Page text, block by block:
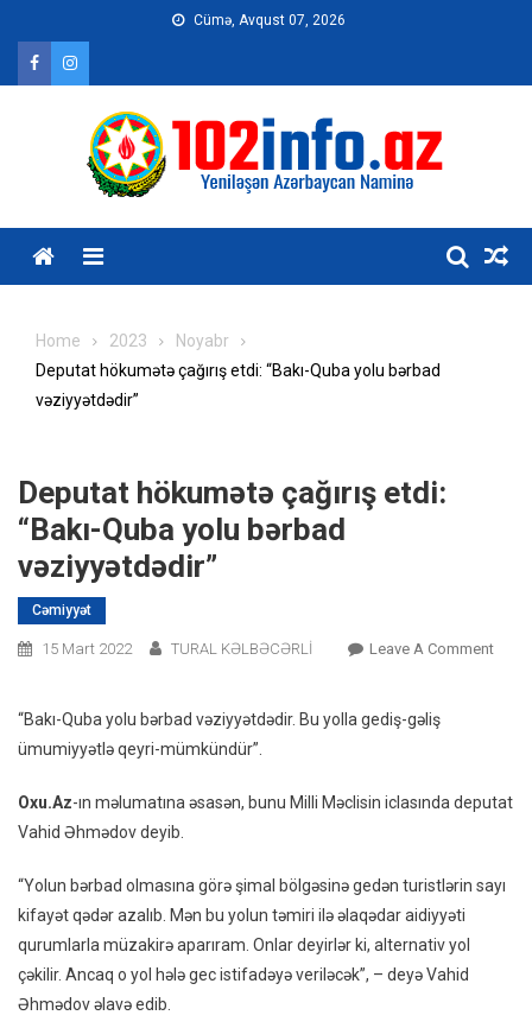
content
Cümə, Avqust 07, 2026
Home 2023
Noyabr
Deputat hökumətə çağırış etdi: “Bakı-Quba yolu bərbad
vəziyyətdədir”
Deputat hökumətə çağırış etdi:
“Bakı-Quba yolu bərbad
vəziyyətdədir”
Cəmiyyət
15 Mart 2022 TURAL KƏLBƏCƏRLİ Leave A CommentOn
Quba
“Bakı-Quba yolu bərbad vəziyyətdədir. Bu yolla gediş-gəliş
ümumiyyətlə qeyri-mümkündür”.
Oxu.Az-ın məlumatına əsasən, bunu Milli Məclisin iclasında deputat
Vahid Əhmədov deyib.
“Yolun bərbad olmasına görə şimal bölgəsinə gedən turistlərin sayı
kifayət qədər azalıb. Mən bu yolun təmiri ilə əlaqədar aidiyyəti
qurumlarla müzakirə aparıram. Onlar deyirlər ki, alternativ yol
çəkilir. Ancaq o yol hələ gec istifadəyə veriləcək”, – deyə Vahid
Əhmədov əlavə edib.